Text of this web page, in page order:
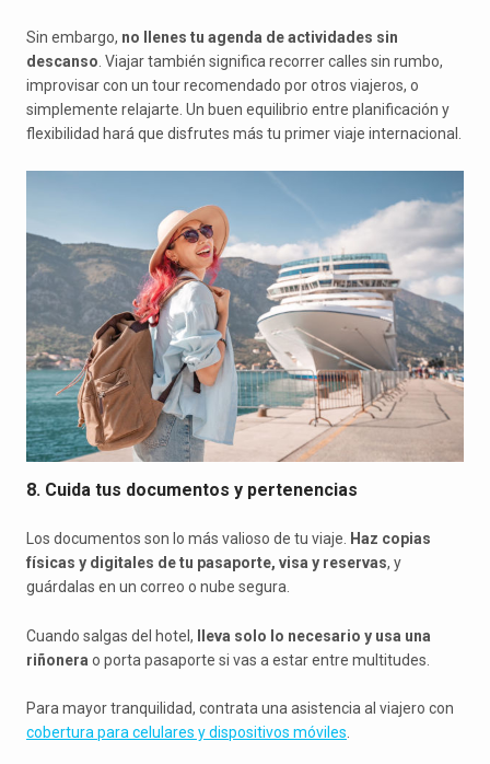
Sin embargo, no llenes tu agenda de actividades sin
descanso. Viajar también significa recorrer calles sin rumbo,
improvisar con un tour recomendado por otros viajeros, o
simplemente relajarte. Un buen equilibrio entre planificación y
flexibilidad hará que disfrutes más tu primer viaje internacional.
8. Cuida tus documentos y pertenencias
Los documentos son lo más valioso de tu viaje. Haz copias
físicas y digitales de tu pasaporte, visa y reservas, y
guárdalas en un correo o nube segura.
Cuando salgas del hotel,
lleva solo lo necesario y usa una
riñonera o porta pasaporte si vas a estar entre multitudes.
Para mayor tranquilidad, contrata una asistencia al viajero con
cobertura para celulares y dispositivos móviles